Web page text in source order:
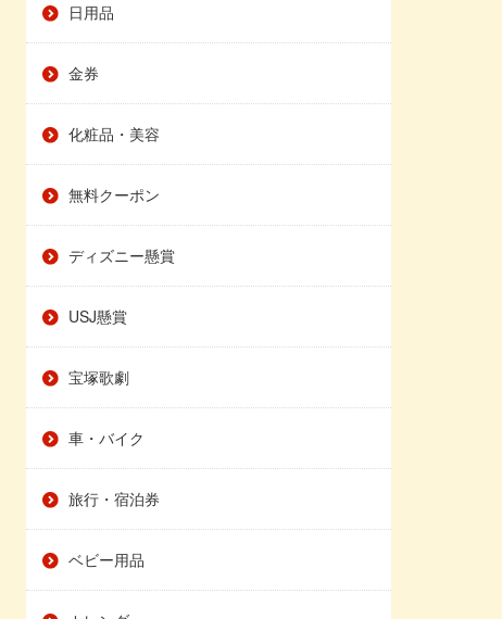
日用品
金券
化粧品・美容
無料クーポン
ディズニー懸賞
USJ懸賞
宝塚歌劇
車・バイク
旅行・宿泊券
ベビー用品